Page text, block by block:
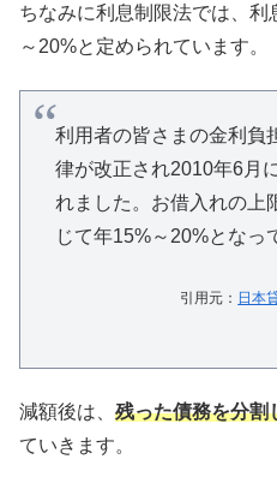
ちなみに利息制限法では、
～20%と定められています。
利用者の皆さまの金利負
律が改正され2010年6月
れました。お借入れの上
じて年15%～20%となっ
引用元： 日本
減額後は、 残った債務を分割
ていきます。